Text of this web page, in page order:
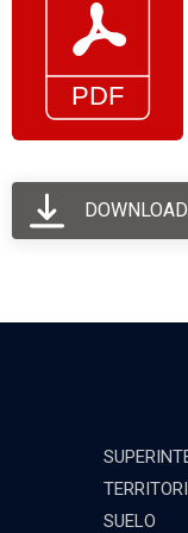
DOWNLOAD
SUELO